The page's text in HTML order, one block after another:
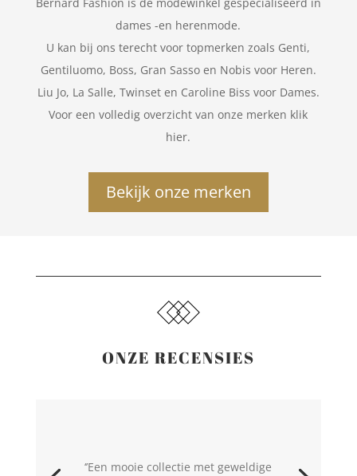
dames -en herenmode.
U kan bij ons terecht voor topmerken zoals Genti,
Gentiluomo, Boss, Gran Sasso en Nobis voor Heren.
Liu Jo, La Salle, Twinset en Caroline Biss voor Dames.
Voor een volledig overzicht van onze merken klik
hier.
Bekijk onze merken
ONZE RECENSIES
‘’Top winkel van het zuiden !